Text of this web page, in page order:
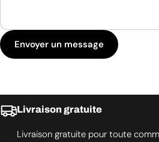
Envoyer un message
Livraison gratuite
Livraison gratuite pour toute